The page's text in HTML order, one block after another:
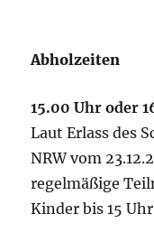
Abholzeiten
15.00 Uhr oder
Laut Erlass des
NRW vom
regelmäßige
Kinder bis 15